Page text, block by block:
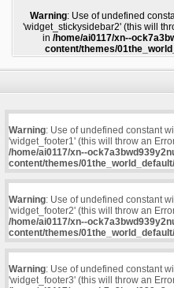
Warning: Use of undefined
'widget_stickysidebar2' (this will
in/home/ai0117/xn--
content/themes/
Warning: Use of undefined constant
'widget_footer1' (this will throw an
/home/ai0117/xn--
content/themes/
Warning: Use of undefined constant
'widget_footer2' (this will throw an
/home/ai0117/xn--
content/themes/
Warning: Use of undefined constant
'widget_footer3' (this will throw an